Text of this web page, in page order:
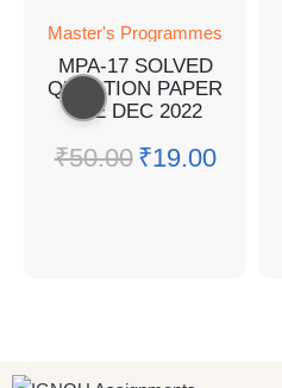
Master's Programmes
MPA-17 SOLVED
QUESTION PAPER
TEE DEC 2022
₹50.00 ₹19.00